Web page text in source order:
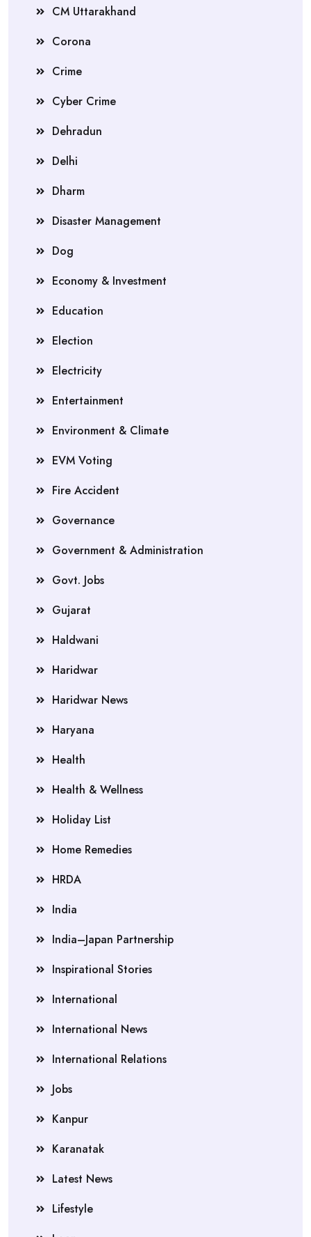
CM Uttarakhand
Corona
Crime
Cyber Crime
Dehradun
Delhi
Dharm
Disaster Management
Dog
Economy & Investment
Education
Election
Electricity
Entertainment
Environment & Climate
EVM Voting
Fire Accident
Governance
Government & Administration
Govt. Jobs
Gujarat
Haldwani
Haridwar
Haridwar News
Haryana
Health
Health & Wellness
Holiday List
Home Remedies
HRDA
India
India–Japan Partnership
Inspirational Stories
International
International News
International Relations
Jobs
Kanpur
Karanatak
Latest News
Lifestyle